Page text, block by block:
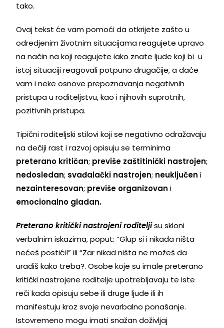
tako.
Ovaj tekst će vam pomoći da otkrijete zašto u
odredjenim životnim situacijama reagujete upravo
na način na koji reagujete iako znate ljude koji bi u
istoj situaciji reagovali potpuno drugačije, a daće
vam i neke osnove prepoznavanja negativnih
pristupa u roditeljstvu, kao i njihovih suprotnih,
pozitivnih pristupa.
Tipični roditeljski stilovi koji se negativno odražavaju
na dečiji rast i razvoj opisuju se terminima
preterano kritičan; previše zaštitinički nastrojen;
nedosledan; svađalački nastrojen; neuključen i
nezainteresovan; previše organizovan i
emocionalno gladan.
Preterano kritički nastrojeni roditeljisu skloni
verbalnim iskazima, poput: ”Glup si i nikada ništa
nećeš postići!” ili “Zar nikad ništa ne možeš da
uradiš kako treba?. Osobe koje su imale preterano
kritički nastrojene roditelje upotrebljavaju te iste
reči kada opisuju sebe ili druge ljude ili ih
manifestuju kroz svoje nevarbalno ponašanje.
Istovremeno mogu imati snažan doživljaj